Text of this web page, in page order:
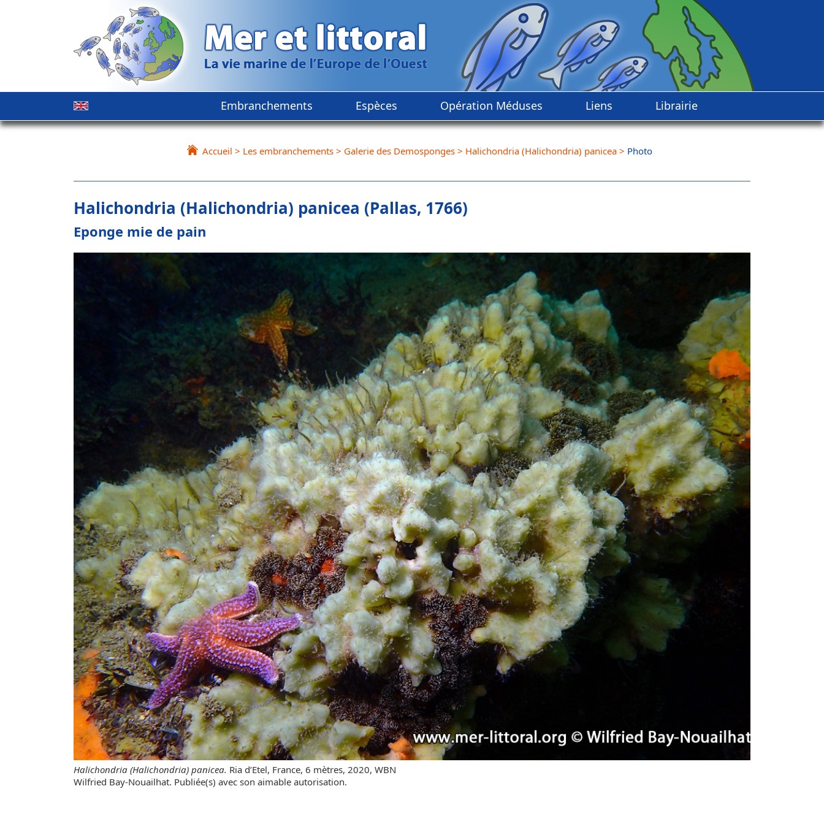
Embranchements Espèces Opération Méduses Liens Librairie
Accueil > Les embranchements > Galerie des Demosponges > Halichondria (Halichondria) panicea > Photo
Halichondria (Halichondria) panicea (Pallas, 1766)
Eponge mie de pain
Halichondria (Halichondria) panicea. Ria d’Etel, France, 6 mètres, 2020, WBN
Wilfried Bay-Nouailhat. Publiée(s) avec son aimable autorisation.